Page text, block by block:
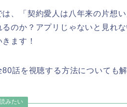
は、「契約愛人は八年来の片想
のか？アプリじゃないと見れ
ます！
話を視聴する方法についても解